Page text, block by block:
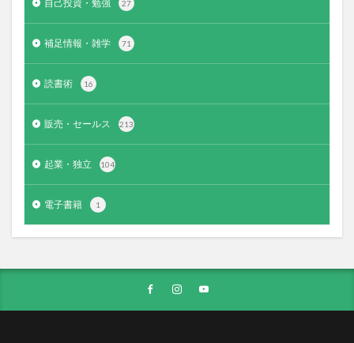
自己投資・勉強 27
補足情報・雑学 71
読書術 16
販売・セールス 213
起業・独立 104
電子書籍 1